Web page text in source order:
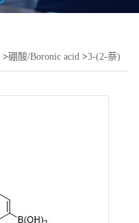
>硼酸/Boronic acid >3-(2-萘)